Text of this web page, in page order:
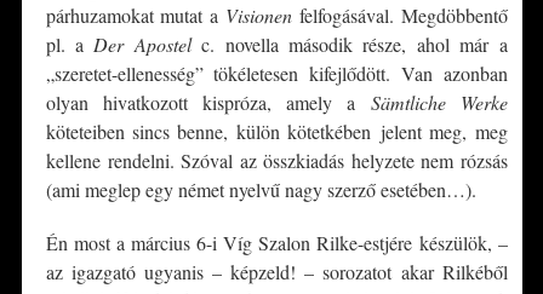
párhuzamokat mutat a Visionen felfogásával. Megdöbbentő
pl. a Der Apostelc. novella második része, ahol már a
„szeretet-ellenesség” tökéletesen kifejlődött. Van azonban
olyan hivatkozott kispróza, amely a Sämtliche Werke
köteteiben sincs benne, külön kötetkében jelent meg, meg
kellene rendelni. Szóval az összkiadás helyzete nem rózsás
(ami meglep egy német nyelvű nagy szerző esetében…).
Én most a március 6-i Víg Szalon Rilke-estjére készülök, –
az igazgató ugyanis – képzeld! – sorozatot akar Rilkéből